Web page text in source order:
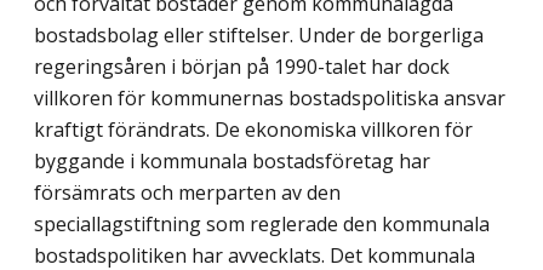
bostadsbolag eller stiftelser. Under de borgerliga
regeringsåren i början på 1990-talet har dock
villkoren för kommunernas bostadspolitiska ansvar
kraftigt förändrats. De ekonomiska villkoren för
byggande i kommunala bostadsföretag har
försämrats och merparten av den
speciallagstiftning som reglerade den kommunala
bostadspolitiken har avvecklats. Det kommunala